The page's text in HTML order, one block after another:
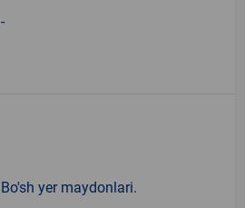
-
Bo'sh yer maydonlari.